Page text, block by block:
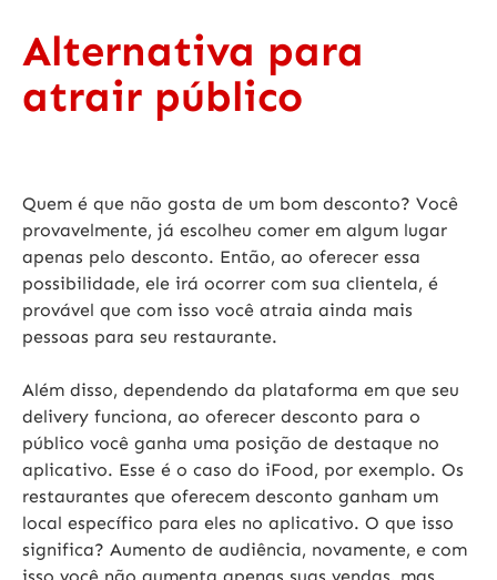
Alternativa para
atrair público
Quem é que não gosta de um bom desconto? Você
provavelmente, já escolheu comer em algum lugar
apenas pelo desconto. Então, ao oferecer essa
possibilidade, ele irá ocorrer com sua clientela, é
provável que com isso você atraia ainda mais
pessoas para seu restaurante.
Além disso, dependendo da plataforma em que seu
delivery funciona, ao oferecer desconto para o
público você ganha uma posição de destaque no
aplicativo. Esse é o caso do iFood, por exemplo. Os
restaurantes que oferecem desconto ganham um
local específico para eles no aplicativo. O que isso
significa? Aumento de audiência, novamente, e com